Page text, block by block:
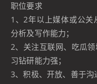
职位要求
1、2年以上媒体或公关
分析及写作能力；
2、关注互联网、吃瓜
习钻研能力强；
3、积极、开放、善于沟